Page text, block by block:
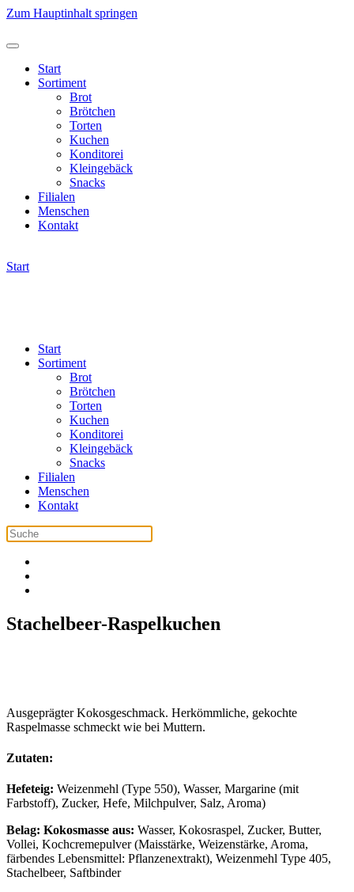
Zum Hauptinhalt springen
Start
Sortiment
Brot
Brötchen
Torten
Kuchen
Konditorei
Kleingebäck
Snacks
Filialen
Menschen
Kontakt
Start
Start
Sortiment
Brot
Brötchen
Torten
Kuchen
Konditorei
Kleingebäck
Snacks
Filialen
Menschen
Kontakt
Stachelbeer-Raspelkuchen
Ausgeprägter Kokosgeschmack. Herkömmliche, gekochte
Raspelmasse schmeckt wie bei Muttern.
Zutaten:
Hefeteig: Weizenmehl (Type 550), Wasser, Margarine (mit
Farbstoff), Zucker, Hefe, Milchpulver, Salz, Aroma)
Belag: Kokosmasse aus: Wasser, Kokosraspel, Zucker, Butter,
Vollei, Kochcremepulver (Maisstärke, Weizenstärke, Aroma,
färbendes Lebensmittel: Pflanzenextrakt), Weizenmehl Type 405,
Stachelbeer, Saftbinder